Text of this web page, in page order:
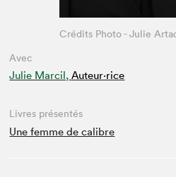
Avec
Julie Marcil, Auteur·rice
Crédits Photo - Julie
Livres présentés
Une femme de calibre